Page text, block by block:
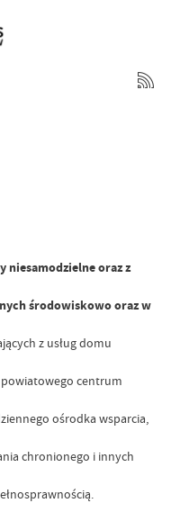
niesamodzielne oraz z
środowiskowo oraz w
z usług domu
powiatowego centrum
ośrodka wsparcia,
chronionego i innych